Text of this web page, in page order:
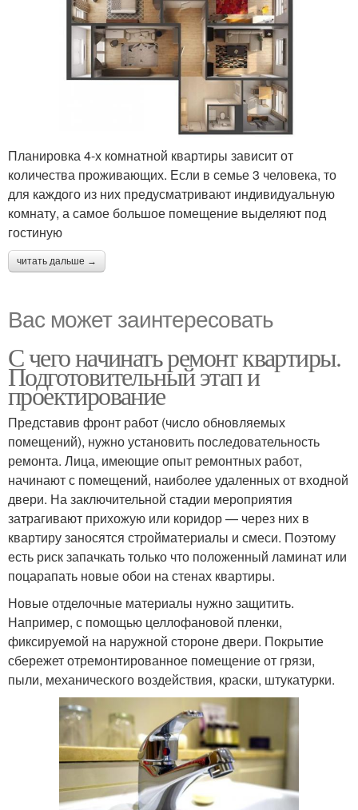
Планировка 4-х комнатной квартиры зависит от
количества проживающих. Если в семье 3 человека, то
для каждого из них предусматривают индивидуальную
комнату, а самое большое помещение выделяют под
гостиную
читать дальше →
Вас может заинтересовать
С чего начинать ремонт квартиры.
Подготовительный этап и
проектирование
Представив фронт работ (число обновляемых
помещений), нужно установить последовательность
ремонта. Лица, имеющие опыт ремонтных работ,
начинают с помещений, наиболее удаленных от входной
двери. На заключительной стадии мероприятия
затрагивают прихожую или коридор — через них в
квартиру заносятся стройматериалы и смеси. Поэтому
есть риск запачкать только что положенный ламинат или
поцарапать новые обои на стенах квартиры.
Новые отделочные материалы нужно защитить.
Например, с помощью целлофановой пленки,
фиксируемой на наружной стороне двери. Покрытие
сбережет отремонтированное помещение от грязи,
пыли, механического воздействия, краски, штукатурки.